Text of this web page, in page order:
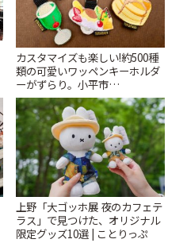
カスタマイズも楽しい!約500種
類の可愛いワッペンキーホルダ
ーがずらり。小平市
「Kimamaya T&K」 | ことりっ
ぷ
上野「大ゴッホ展 夜のカフェテ
ラス」で見つけた、オリジナル
限定グッズ10選 | ことりっぷ